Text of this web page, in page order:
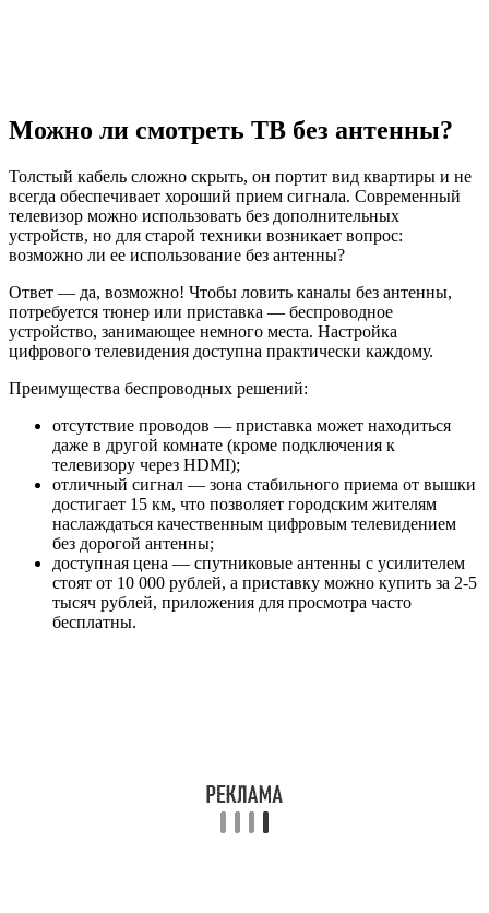
Можно ли смотреть ТВ без антенны?
Толстый кабель сложно скрыть, он портит вид квартиры и не
всегда обеспечивает хороший прием сигнала. Современный
телевизор можно использовать без дополнительных
устройств, но для старой техники возникает вопрос:
возможно ли ее использование без антенны?
Ответ — да, возможно! Чтобы ловить каналы без антенны,
потребуется тюнер или приставка — беспроводное
устройство, занимающее немного места. Настройка
цифрового телевидения доступна практически каждому.
Преимущества беспроводных решений:
отсутствие проводов — приставка может находиться
даже в другой комнате (кроме подключения к
телевизору через HDMI);
отличный сигнал — зона стабильного приема от вышки
достигает 15 км, что позволяет городским жителям
наслаждаться качественным цифровым телевидением
без дорогой антенны;
доступная цена — спутниковые антенны с усилителем
стоят от 10 000 рублей, а приставку можно купить за 2-5
тысяч рублей, приложения для просмотра часто
бесплатны.